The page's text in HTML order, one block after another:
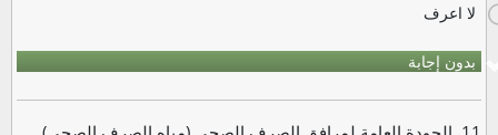
لا اعرف
بدون إجابة